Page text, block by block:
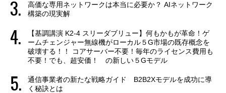
高価な専用ネットワークは本当に必要か？ AIネットワーク
構築の現実解
【基調講演 K2-4 スリーダブリュー】何もかもが革命！ゲ
ームチェンジャー無線機がローカル５G市場の既存概念を
破壊する！！ コアサーバー不要！毎年のライセンス費用も
不要！でも、超安価！ の新しい５Gモデル
通信事業者の新たな戦略ガイド B2B2Xモデルを成功に導
く秘訣とは